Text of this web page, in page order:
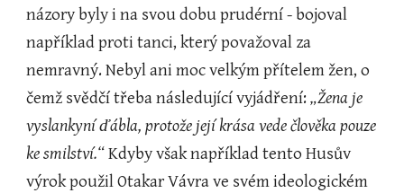
názory byly i na svou dobu prudérní - bojoval
například proti tanci, který považoval za
nemravný. Nebyl ani moc velkým přítelem žen, o
čemž svědčí třeba následující vyjádření: „Žena je
vyslankyní ďábla, protože její krása vede člověka pouze
ke smilství.“ Kdyby však například tento Husův
výrok použil Otakar Vávra ve svém ideologickém